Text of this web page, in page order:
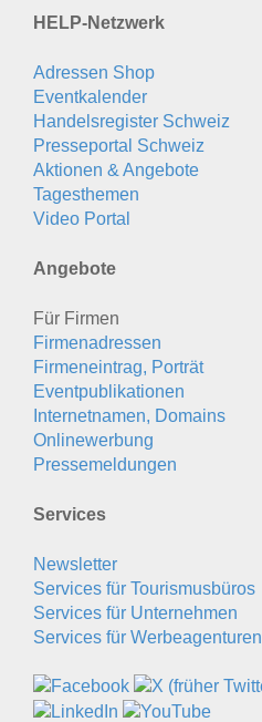
HELP-Netzwerk
Adressen Shop
Eventkalender
Handelsregister Schweiz
Presseportal Schweiz
Aktionen & Angebote
Tagesthemen
Video Portal
Angebote
Für Firmen
Firmenadressen
Firmeneintrag, Porträt
Eventpublikationen
Internetnamen, Domains
Onlinewerbung
Pressemeldungen
Services
Newsletter
Services für Tourismusbüros
Services für Unternehmen
Services für Werbeagenturen